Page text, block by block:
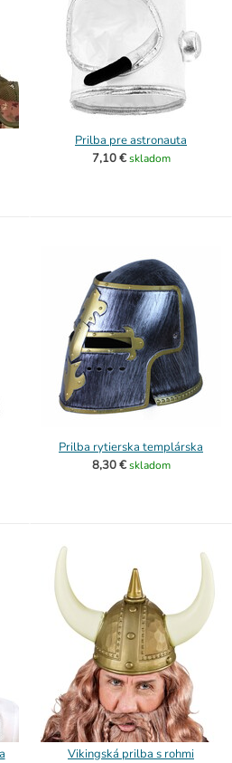
Prilba pre astronauta
7,10 € skladom
Prilba rytierska templárska
8,30 € skladom
Vikingská prilba s rohmi